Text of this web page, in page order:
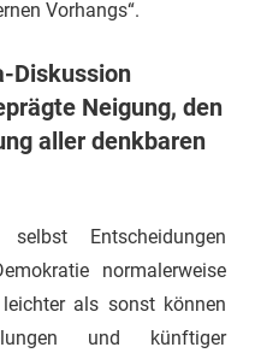
Vorhangs“.
Diskussion
Neigung, den
aller denkbaren
Entscheidungen
normalerweise
als sonst können
und künftiger